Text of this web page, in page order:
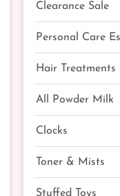
Clearance Sale
Personal Care
Hair Treatments
All Powder Milk
Clocks
Toner & Mists
Stuffed Toys